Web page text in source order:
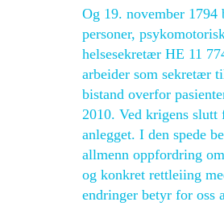
Og 19. november
personer,
helsesekretær HE 11
arbeider som sekretær
bistand overfor
2010. Ved krigens slutt
anlegget. I den spede
allmenn oppfordring
og konkret rettleiing
endringer betyr for oss